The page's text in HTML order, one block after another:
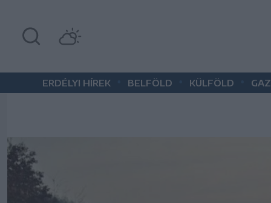
ERDÉLYI HÍREK BELFÖLD KÜLFÖLD